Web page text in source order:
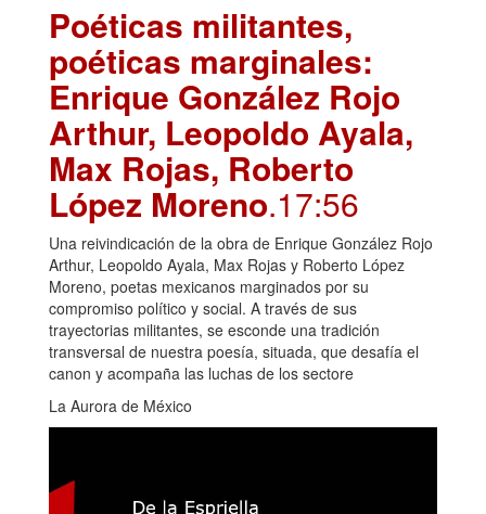
Poéticas militantes,
poéticas marginales:
Enrique González Rojo
Arthur, Leopoldo Ayala,
Max Rojas, Roberto
López Moreno.17:56
Una reivindicación de la obra de Enrique González Rojo
Arthur, Leopoldo Ayala, Max Rojas y Roberto López
Moreno, poetas mexicanos marginados por su
compromiso político y social. A través de sus
trayectorias militantes, se esconde una tradición
transversal de nuestra poesía, situada, que desafía el
canon y acompaña las luchas de los sectore
La Aurora de México